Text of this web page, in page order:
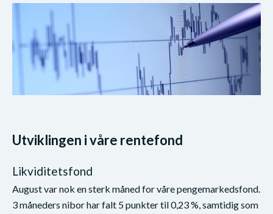
Utviklingen i våre rentefond
Likviditetsfond
August var nok en sterk måned for våre pengemarkedsfond.
3 måneders nibor har falt 5 punkter til 0,23 %, samtidig som